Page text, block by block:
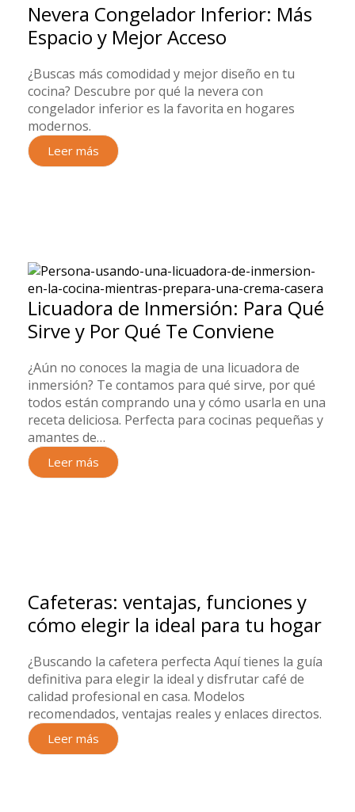
Nevera Congelador Inferior: Más
Espacio y Mejor Acceso
¿Buscas más comodidad y mejor diseño en tu
cocina? Descubre por qué la nevera con
congelador inferior es la favorita en hogares
modernos.
Leer más
Licuadora de Inmersión: Para Qué
Sirve y Por Qué Te Conviene
¿Aún no conoces la magia de una licuadora de
inmersión? Te contamos para qué sirve, por qué
todos están comprando una y cómo usarla en una
receta deliciosa. Perfecta para cocinas pequeñas y
amantes de…
Leer más
Cafeteras: ventajas, funciones y
cómo elegir la ideal para tu hogar
¿Buscando la cafetera perfecta Aquí tienes la guía
definitiva para elegir la ideal y disfrutar café de
calidad profesional en casa. Modelos
recomendados, ventajas reales y enlaces directos.
Leer más